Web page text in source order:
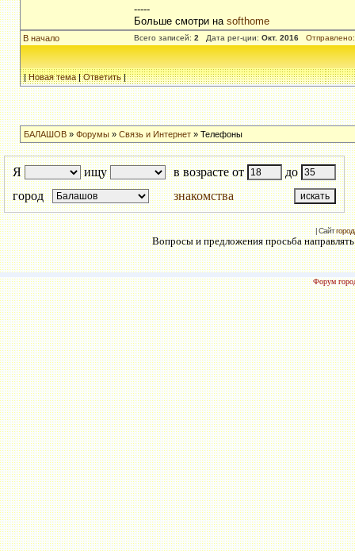
-----
Больше смотри на softhome
В начало Всего записей: 2 Дата рег-ции: Окт. 2016 Отправлено:
|Новая тема|Ответить|
БАЛАШОВ» Форумы» Связь и Интернет» Телефоны
Я ищу в возрасте от
до
город
знакомства
| Сайт
Вопросы и предложения просьба
Форум